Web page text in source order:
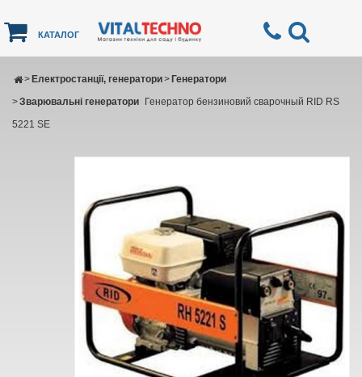
КАТАЛОГ
Електростанції, генератори
> Генератори
>
Зварювальні генератори
>
Генератор бензиновий сварочный RID RS
5221 SE